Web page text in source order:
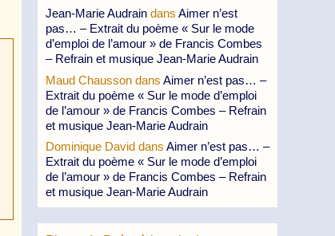
Jean-Marie Audrain dans Aimer n’est
pas… – Extrait du poème « Sur le mode
d’emploi de l’amour » de Francis Combes
– Refrain et musique Jean-Marie Audrain
Maud Chausson dans Aimer n’est pas… –
Extrait du poème « Sur le mode d’emploi
de l’amour » de Francis Combes – Refrain
et musique Jean-Marie Audrain
Dominique David dans Aimer n’est pas… –
Extrait du poème « Sur le mode d’emploi
de l’amour » de Francis Combes – Refrain
et musique Jean-Marie Audrain